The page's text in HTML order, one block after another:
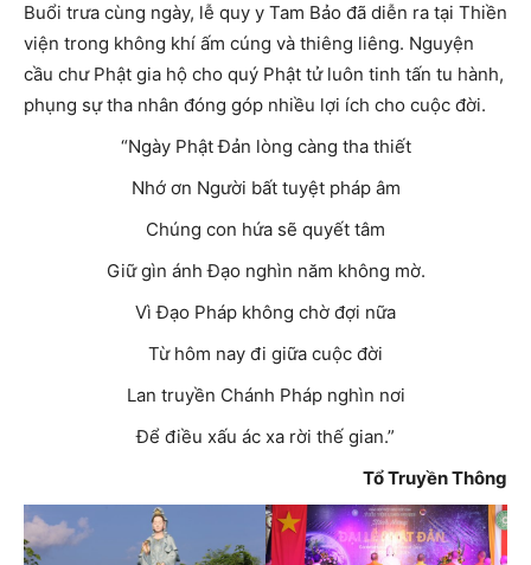
Buổi trưa cùng ngày, lễ quy y Tam Bảo đã diễn ra tại Thiền
viện trong không khí ấm cúng và thiêng liêng. Nguyện
cầu chư Phật gia hộ cho quý Phật tử luôn tinh tấn tu hành,
phụng sự tha nhân đóng góp nhiều lợi ích cho cuộc đời.
“Ngày Phật Đản lòng càng tha thiết
Nhớ ơn Người bất tuyệt pháp âm
Chúng con hứa sẽ quyết tâm
Giữ gìn ánh Đạo nghìn năm không mờ.
Vì Đạo Pháp không chờ đợi nữa
Từ hôm nay đi giữa cuộc đời
Lan truyền Chánh Pháp nghìn nơi
Để điều xấu ác xa rời thế gian.”
Tổ Truyền Thông